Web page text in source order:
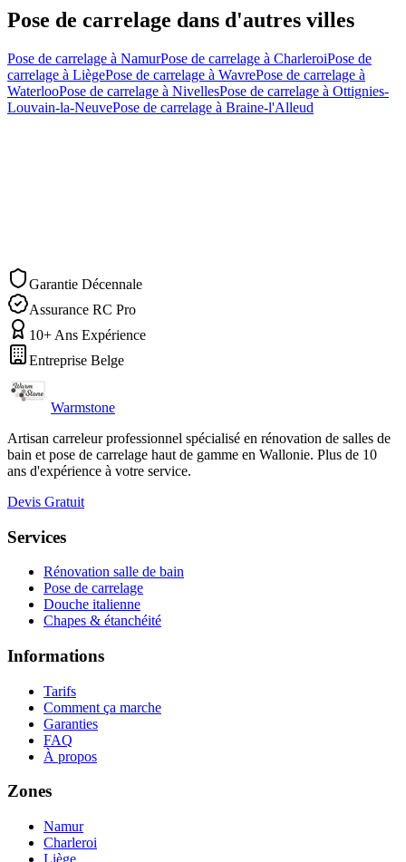
Pose de carrelage dans d'autres villes
Pose de carrelage à NamurPose de carrelage à CharleroiPose de
carrelage à LiègePose de carrelage à WavrePose de carrelage à
WaterlooPose de carrelage à NivellesPose de carrelage à Ottignies-
Louvain-la-NeuvePose de carrelage à Braine-l'Alleud
Demander un devis
Garantie Décennale
Assurance RC Pro
10+ Ans Expérience
Entreprise Belge
Warmstone
Artisan carreleur professionnel spécialisé en rénovation de salles de
bain et pose de carrelage haut de gamme en Wallonie. Plus de 10
ans d'expérience à votre service.
Devis Gratuit
Services
Rénovation salle de bain
Pose de carrelage
Douche italienne
Chapes & étanchéité
Informations
Tarifs
Comment ça marche
Garanties
FAQ
À propos
Zones
Namur
Charleroi